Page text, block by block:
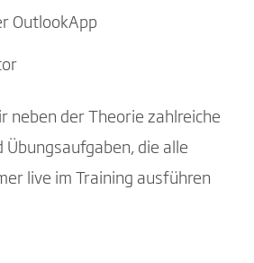
OutlookApp
neben der Theorie zahlreiche
Übungsaufgaben, die alle
live im Training ausführen